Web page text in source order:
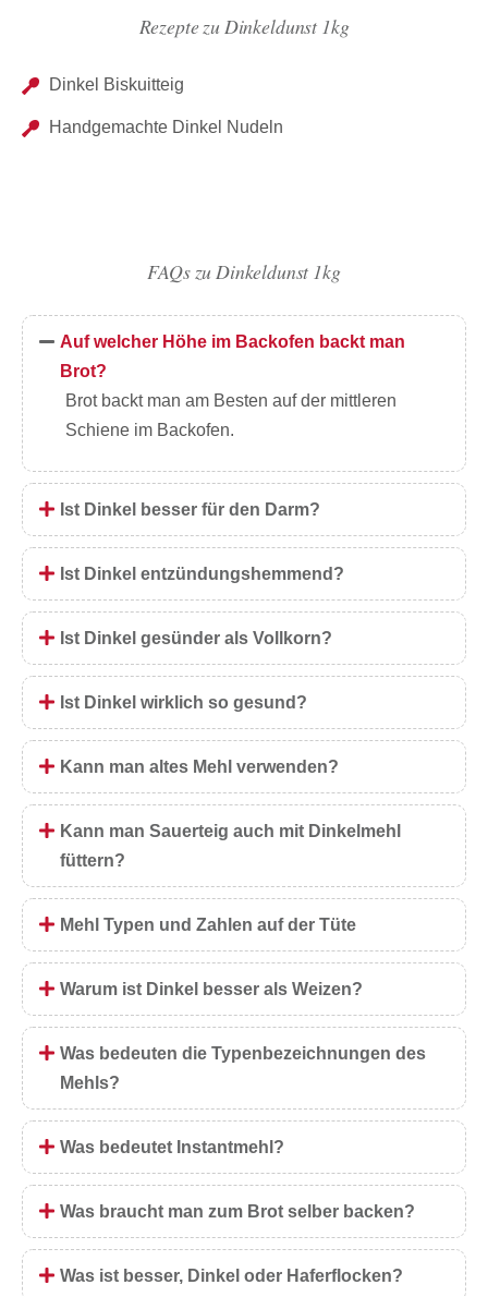
Rezepte zu Dinkeldunst 1kg
Dinkel Biskuitteig
Handgemachte Dinkel Nudeln
FAQs zu Dinkeldunst 1kg
Auf welcher Höhe im Backofen backt man
Brot?
Brot backt man am Besten auf der mittleren
Schiene im Backofen.
Ist Dinkel besser für den Darm?
Ist Dinkel entzündungshemmend?
Ist Dinkel gesünder als Vollkorn?
Ist Dinkel wirklich so gesund?
Kann man altes Mehl verwenden?
Kann man Sauerteig auch mit Dinkelmehl
füttern?
Mehl Typen und Zahlen auf der Tüte
Warum ist Dinkel besser als Weizen?
Was bedeuten die Typenbezeichnungen des
Mehls?
Was bedeutet Instantmehl?
Was braucht man zum Brot selber backen?
Was ist besser, Dinkel oder Haferflocken?